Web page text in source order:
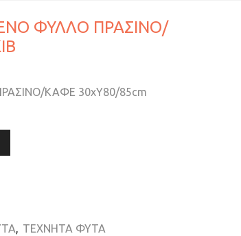
ΦΥΛΛΟ ΠΡΑΣΙΝΟ/
ΚΑΦΕ 30xY80/85cm
, ΤΕΧΝΗΤΑ ΦΥΤΑ